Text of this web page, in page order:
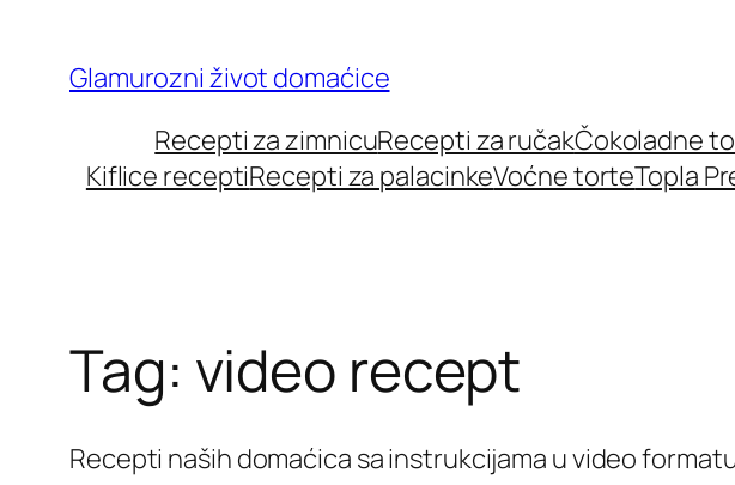
content
Glamurozni život domaćice
Recepti za zimnicuRecepti za ručakČokoladne
Kiflice receptiRecepti za palacinkeVoćne torteTopla
Tag: video recept
Recepti naših domaćica sa instrukcijama u video